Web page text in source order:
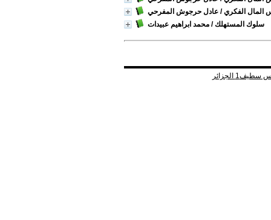
المال الفكري/ عادل حرجوش المفرحي
سلوك المستهلك / محمد ابراهيم عبيدات